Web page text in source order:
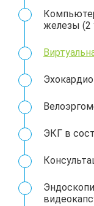
железы (2
ЭКГ в